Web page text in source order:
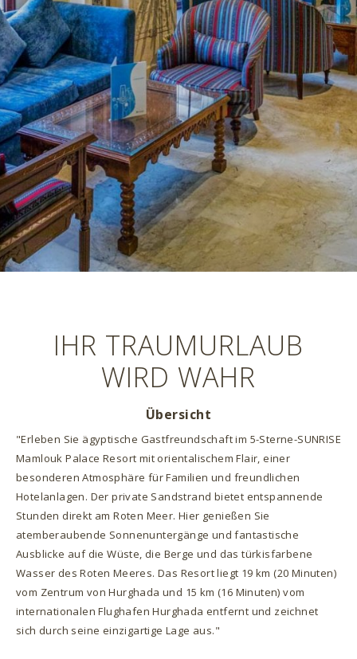
IHR TRAUMURLAUB
WIRD WAHR
Übersicht
"Erleben Sie ägyptische Gastfreundschaft im 5-Sterne-SUNRISE
Mamlouk Palace Resort mit orientalischem Flair, einer
besonderen Atmosphäre für Familien und freundlichen
Hotelanlagen. Der private Sandstrand bietet entspannende
Stunden direkt am Roten Meer. Hier genießen Sie
atemberaubende Sonnenuntergänge und fantastische
Ausblicke auf die Wüste, die Berge und das türkisfarbene
Wasser des Roten Meeres. Das Resort liegt 19 km (20 Minuten)
vom Zentrum von Hurghada und 15 km (16 Minuten) vom
internationalen Flughafen Hurghada entfernt und zeichnet
sich durch seine einzigartige Lage aus."